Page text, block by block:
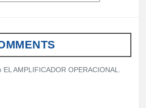
EL AMPLIFICADOR OPERACIONAL.